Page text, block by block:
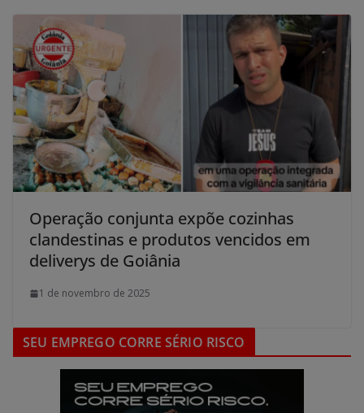
Operação conjunta expõe cozinhas
clandestinas e produtos vencidos em
deliverys de Goiânia
1 de novembro de 2025
SEU EMPREGO CORRE SÉRIO RISCO